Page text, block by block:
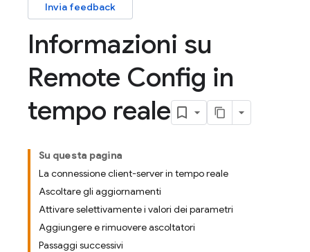
Invia feedback
Informazioni su
Remote Config in
tempo reale
Su questa pagina
La connessione client-server in tempo reale
Ascoltare gli aggiornamenti
Attivare selettivamente i valori dei parametri
Aggiungere e rimuovere ascoltatori
Passaggi successivi